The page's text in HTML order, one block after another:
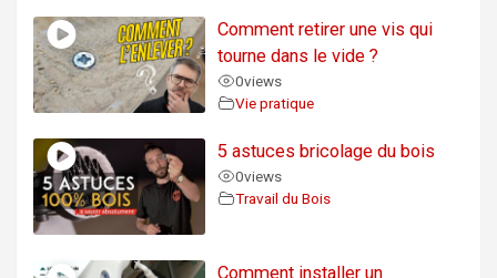
Comment retirer une vis qui
tourne dans le vide ?
0views
Vie pratique
5 astuces bricolage du bois
0views
Travail du Bois
Comment installer un